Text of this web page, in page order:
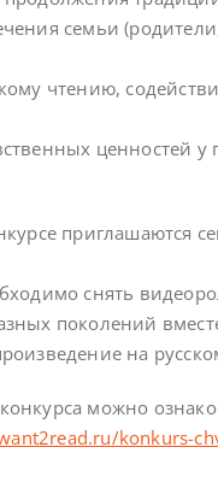
семьи
чтению,
ценностей у
приглашаются
снять
поколений
на
можно
konkurs-